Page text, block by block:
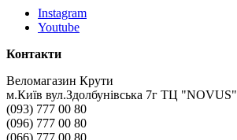
Instagram
Youtube
Контакти
Веломагазин Крути
м.Київ вул.Здолбунівська 7г ТЦ "NOVUS"
(093) 777 00 80
(096) 777 00 80
(066) 777 00 80